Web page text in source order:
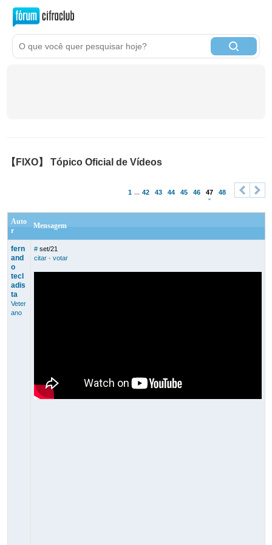
【FIXO】 Tópico Oficial de Vídeos
1 ... 42 43 44 45 46 47 48
< >
Auto
r
Mensagem
fern
and
o
tecl
adis
ta
Veter
ano
# set/21
citar· votar